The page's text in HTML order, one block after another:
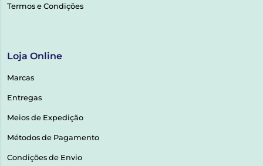
Termos e Condições
Loja Online
Marcas
Entregas
Meios de Expedição
Métodos de Pagamento
Condições de Envio